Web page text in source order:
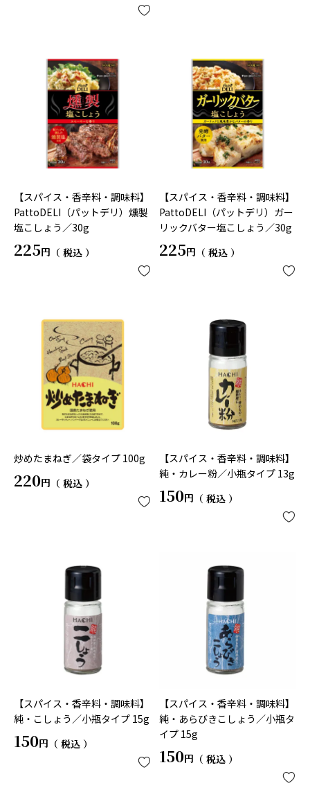
【スパイス・香辛料・調味料】
PattoDELI（パットデリ）燻製
塩こしょう／30g
225 税込
【スパイス・香辛料・調味料】
PattoDELI（パットデリ）ガー
リックバター塩こしょう／30g
225 税込
炒めたまねぎ／袋タイプ 100g
220 税込
【スパイス・香辛料・調味料】
純・カレー粉／小瓶タイプ 13g
150 税込
【スパイス・香辛料・調味料】
純・こしょう／小瓶タイプ 15g
150 税込
【スパイス・香辛料・調味料】
純・あらびきこしょう／小瓶タ
イプ 15g
150 税込